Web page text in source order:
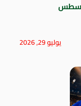
يوليو 29, 2026